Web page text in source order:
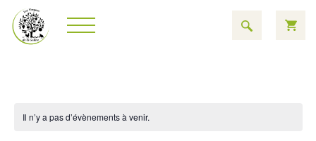
Il n’y a pas d’évènements à venir.